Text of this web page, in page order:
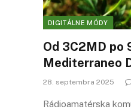
DIGITÁLNE MÓDY
Od 3C2MD po
Mediterraneo
28. septembra 2025
Rádioamatérska